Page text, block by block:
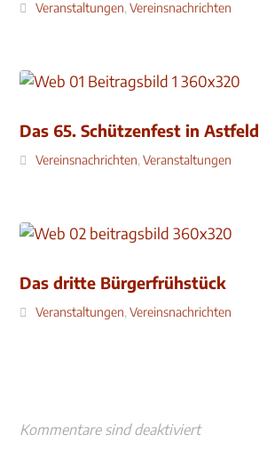
Veranstaltungen,Vereinsnachrichten
Das 65. Schützenfest in Astfeld
Vereinsnachrichten,Veranstaltungen
Das dritte Bürgerfrühstück
Veranstaltungen,Vereinsnachrichten
Kommentare sind deaktiviert